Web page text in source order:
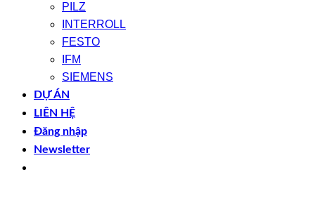
PILZ
INTERROLL
FESTO
IFM
SIEMENS
DỰ ÁN
LIÊN HỆ
Đăng nhập
Newsletter